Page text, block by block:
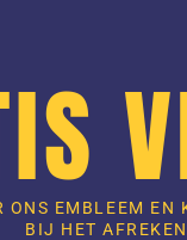
ONS EMBLEEM EN
BIJ HET